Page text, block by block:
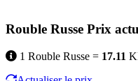
Rouble Russe Prix
1 Rouble Russe = 17.11